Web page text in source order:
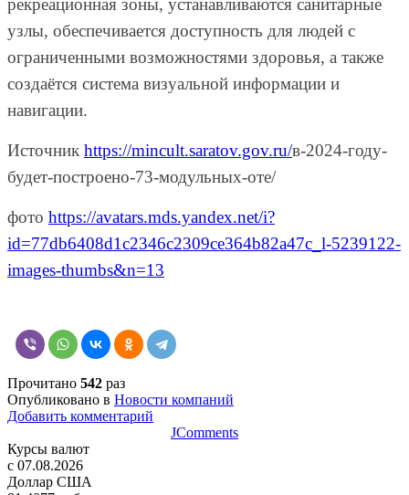
узлы, обеспечивается доступность для людей с
ограниченными возможностями здоровья, а также
создаётся система визуальной информации и
навигации.
Источник https://mincult.saratov.gov.ru/в-2024-году-
будет-построено-73-модульных-оте/
фото https://avatars.mds.yandex.net/i?
id=77db6408d1c2346c2309ce364b82a47c_l-5239122-
images-thumbs&n=13
Прочитано 542 раз
Опубликовано в Новости компаний
Добавить комментарий
JComments
Курсы валют
c 07.08.2026
Доллар США